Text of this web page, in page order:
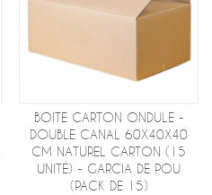
BOITE CARTON ONDULE -
DOUBLE CANAL 60X40X40
CM NATUREL CARTON (15
UNITÉ) - GARCIA DE POU
(PACK DE 15)